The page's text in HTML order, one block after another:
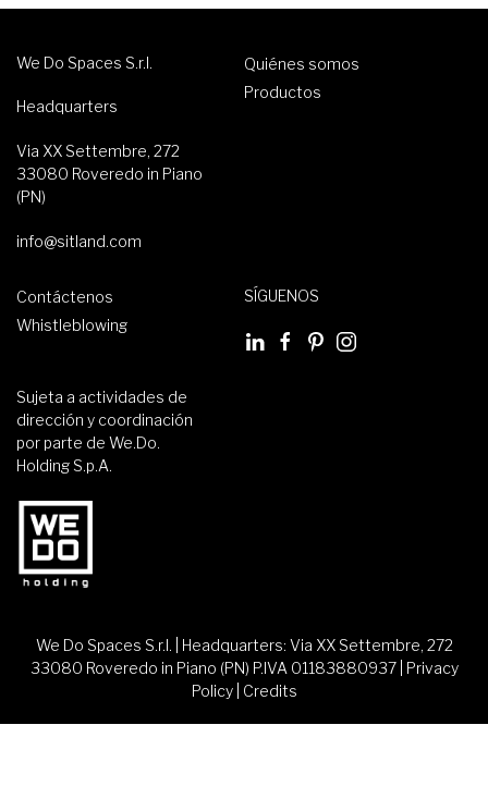
We Do Spaces S.r.l.
Headquarters
Via XX Settembre, 272
33080 Roveredo in Piano
(PN)
info@sitland.com
Quiénes somos
Productos
Contáctenos
Whistleblowing
SÍGUENOS
Sujeta a actividades de
dirección y coordinación
por parte de We.Do.
Holding S.p.A.
We Do Spaces S.r.l. | Headquarters: Via XX Settembre, 272
33080 Roveredo in Piano (PN) P.IVA 01183880937 | Privacy
Policy| Credits